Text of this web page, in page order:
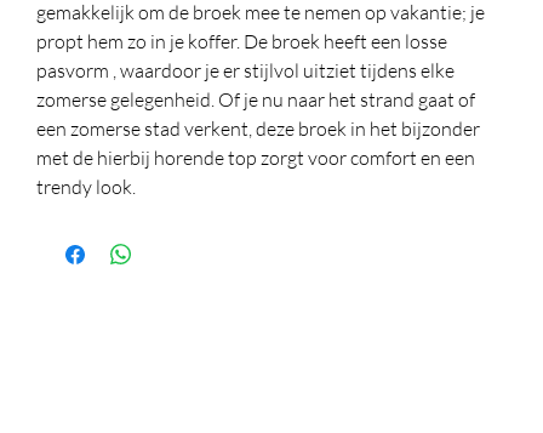
gemakkelijk om de broek mee te nemen op vakantie; je
propt hem zo in je koffer. De broek heeft een losse
pasvorm , waardoor je er stijlvol uitziet tijdens elke
zomerse gelegenheid. Of je nu naar het strand gaat of
een zomerse stad verkent, deze broek in het bijzonder
met de hierbij horende top zorgt voor comfort en een
trendy look.